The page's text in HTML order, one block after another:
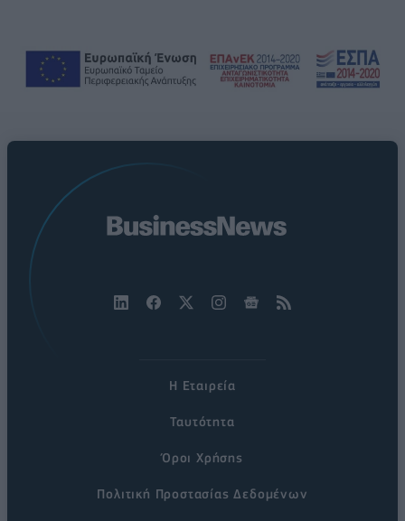
Η Εταιρεία
Ταυτότητα
Όροι Χρήσης
Πολιτική Προστασίας Δεδομένων